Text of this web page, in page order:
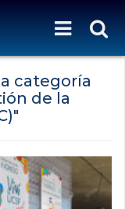
categoría
de la